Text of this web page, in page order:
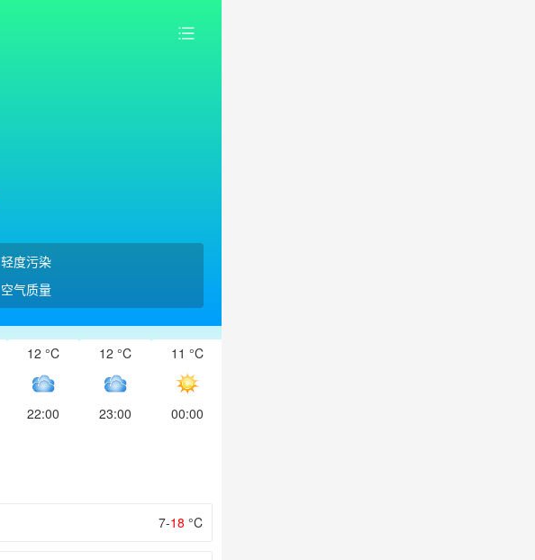
轻度污染
空气质量
12 °C
22:00
12 °C
23:00
11 °C
00:00
7-18 °C